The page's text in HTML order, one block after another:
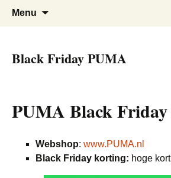
Black Friday Super
De beste kortingen bij
Menu
Black Friday PUMA
PUMA Black Friday
Webshop: www.PUMA.nl
Black Friday korting: hoge